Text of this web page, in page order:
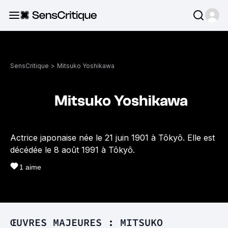
SensCritique > Mitsuko Yoshikawa
Mitsuko Yoshikawa
Actrice japonaise née le 21 juin 1901 à Tôkyô. Elle est
décédée le 8 août 1991 à Tôkyô.
1 aime
ŒUVRES MAJEURES : MITSUKO